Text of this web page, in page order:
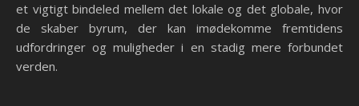
et vigtigt bindeled mellem det lokale og det globale, hvor
de skaber byrum, der kan imødekomme fremtidens
udfordringer og muligheder i en stadig mere forbundet
verden.